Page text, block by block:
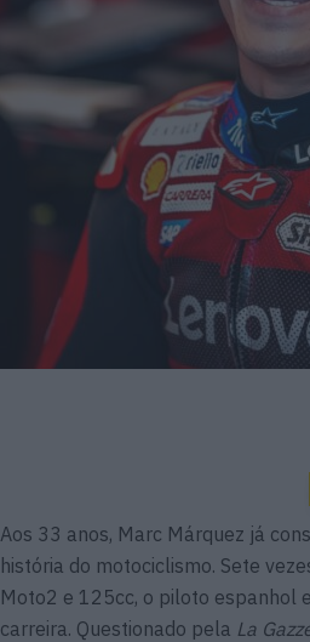
Aos 33 anos, Marc Márquez já
história do motociclismo. Sete
Moto2 e 125cc, o piloto espanhol
carreira. Questionado pela La